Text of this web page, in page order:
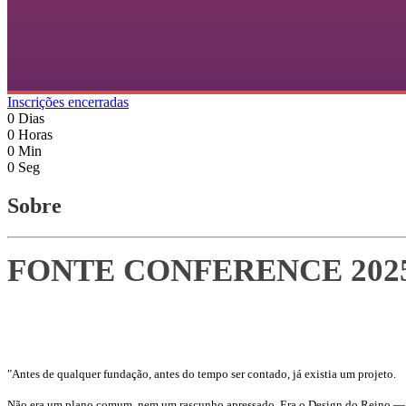
Inscrições encerradas
0 Dias
0 Horas
0 Min
0 Seg
Sobre
FONTE CONFERENCE
"Antes de qualquer fundação, antes do tempo ser contado, já existia um projeto.